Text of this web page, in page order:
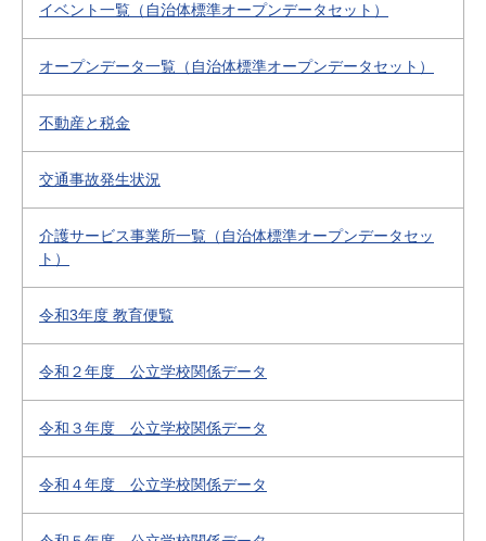
イベント一覧（自治体標準オープンデータセット）
オープンデータ一覧（自治体標準オープンデータセット）
不動産と税金
交通事故発生状況
介護サービス事業所一覧（自治体標準オープンデータセッ
ト）
令和3年度 教育便覧
令和２年度 公立学校関係データ
令和３年度 公立学校関係データ
令和４年度 公立学校関係データ